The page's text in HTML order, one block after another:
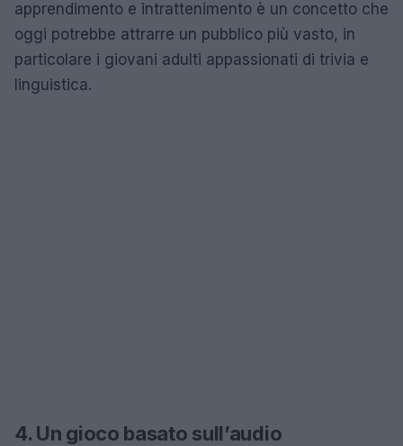
apprendimento e intrattenimento è un concetto che
oggi potrebbe attrarre un pubblico più vasto, in
particolare i giovani adulti appassionati di trivia e
linguistica.
4. Un gioco basato sull’audio